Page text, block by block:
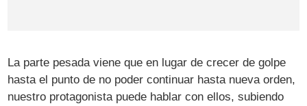
La parte pesada viene que en lugar de crecer de golpe
hasta el punto de no poder continuar hasta nueva orden,
nuestro protagonista puede hablar con ellos, subiendo